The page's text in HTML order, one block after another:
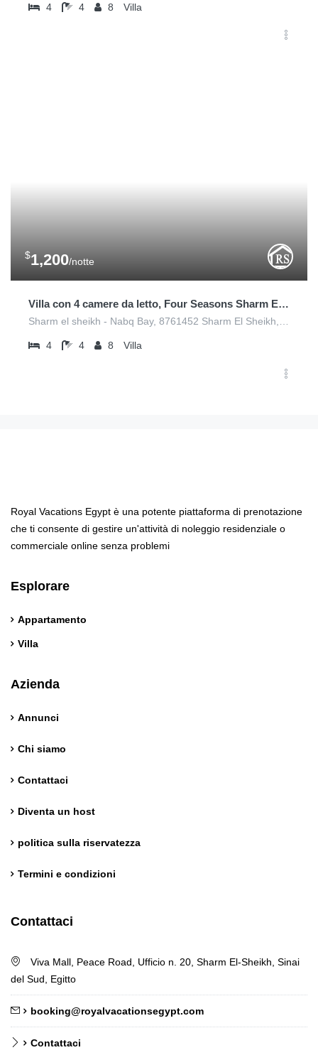
4 4 8 Villa
$1,200/notte
Villa con 4 camere da letto, Four Seasons Sharm El Sheikh
Sharm el sheikh - Nabq Bay, 8761452 Sharm El Sheikh, Egitto
4 4 8 Villa
Royal Vacations Egypt è una potente piattaforma di prenotazione
che ti consente di gestire un'attività di noleggio residenziale o
commerciale online senza problemi
Esplorare
Appartamento
Villa
Azienda
Annunci
Chi siamo
Contattaci
Diventa un host
politica sulla riservatezza
Termini e condizioni
Contattaci
Viva Mall, Peace Road, Ufficio n. 20, Sharm El-Sheikh, Sinai
del Sud, Egitto
booking@royalvacationsegypt.com
Contattaci
Chinese